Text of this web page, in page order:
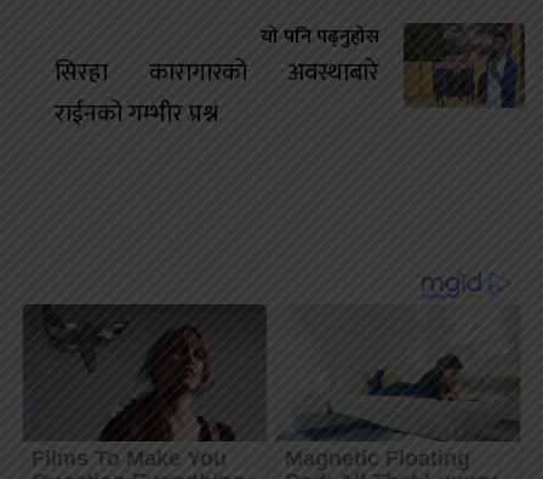
यो पनि पढ्नुहोस
सिरहा कारागारको अवस्थाबारे
राईनको गम्भीर प्रश्न